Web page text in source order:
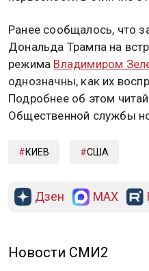
Ранее сообщалось, что
Дональда Трампа на
режима Владимиром
однозначны, как их
Подробнее об этом
Общественной службы
КИЕВ США
Дзен MAX
Новости СМИ2